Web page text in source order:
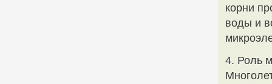
корни
воды и
4. Роль